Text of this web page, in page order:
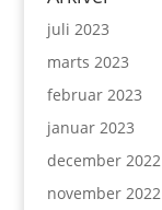
juli 2023
marts 2023
februar 2023
januar 2023
december 2022
november 2022